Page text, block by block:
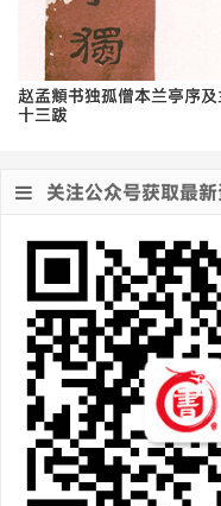
赵孟頫书独孤僧本兰亭序及
十三跋
关注公众号获取最